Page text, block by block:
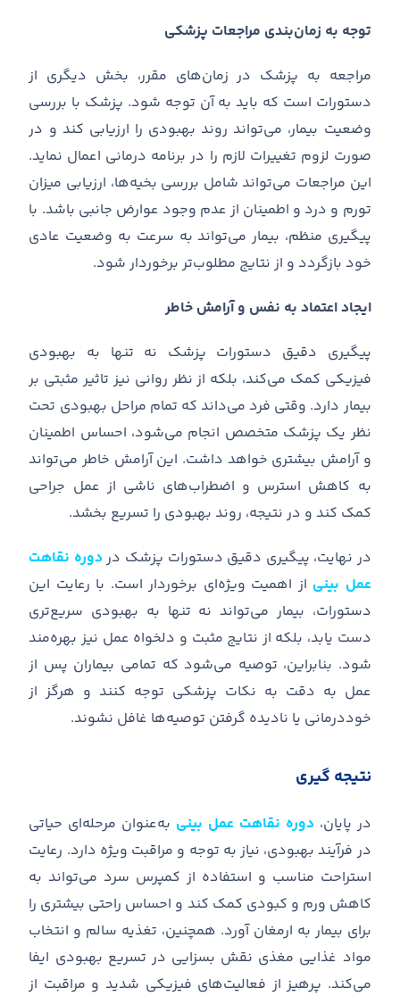
توجه به زمان‌بندی مراجعات پزشکی
مراجعه به پزشک در زمانهای مقرر، بخش دیگری از
دستورات است که باید به آن توجه شود. پزشک با بررسی
وضعیت بیمار، میتواند روند بهبودی را ارزیابی کند و در
صورت لزوم تغییرات لازم را در برنامه درمانی اعمال نماید.
این مراجعات میتواند شامل بررسی بخیهها، ارزیابی میزان
تورم و درد و اطمینان از عدم وجود عوارض جانبی باشد. با
پیگیری منظم، بیمار میتواند به سرعت به وضعیت عادی
خود بازگردد و از نتایج مطلوبتر برخوردار شود.
ایجاد اعتماد به نفس و آرامش خاطر
پیگیری دقیق دستورات پزشک نه تنها به بهبودی
فیزیکی کمک میکند، بلکه از نظر روانی نیز تاثیر مثبتی بر
بیمار دارد. وقتی فرد میداند که تمام مراحل بهبودی تحت
نظر یک پزشک متخصص انجام میشود، احساس اطمینان
و آرامش بیشتری خواهد داشت. این آرامش خاطر میتواند
به کاهش استرس و اضطرابهای ناشی از عمل جراحی
کمک کند و در نتیجه، روند بهبودی را تسریع بخشد.
در نهایت، پیگیری دقیق دستورات پزشک دردوره نقاهت
عمل بینی از اهمیت ویژهای برخوردار است. با رعایت این
دستورات، بیمار میتواند نه تنها به بهبودی سریعتری
دست یابد، بلکه از نتایج مثبت و دلخواه عمل نیز بهرهمند
شود. بنابراین، توصیه میشود که تمامی بیماران پس از
عمل به دقت به نکات پزشکی توجه کنند و هرگز از
خوددرمانی یا نادیده گرفتن توصیهها غافل نشوند.
نتیجه گیری
در پایان،دوره نقاهت عمل بینی بهعنوان مرحلهای حیاتی
در فرآیند بهبودی، نیاز به توجه و مراقبت ویژه دارد. رعایت
استراحت مناسب و استفاده از کمپرس سرد میتواند به
کاهش ورم و کبودی کمک کند و احساس راحتی بیشتری را
برای بیمار به ارمغان آورد. همچنین، تغذیه سالم و انتخاب
مواد غذایی مغذی نقش بسزایی در تسریع بهبودی ایفا
میکند. پرهیز از فعالیتهای فیزیکی شدید و مراقبت از